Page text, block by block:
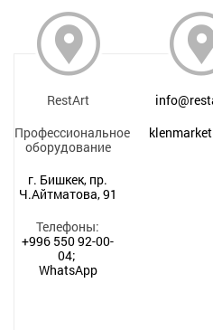
RestArt
Профессиональное
оборудование
г. Бишкек, пр.
Ч.Айтматова, 91
Телефоны:
+996 550 92-00-
04;
WhatsApp